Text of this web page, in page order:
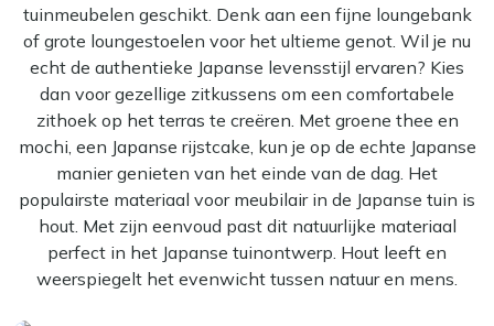
tuinmeubelen geschikt. Denk aan een fijne loungebank
of grote loungestoelen voor het ultieme genot. Wil je nu
echt de authentieke Japanse levensstijl ervaren? Kies
dan voor gezellige zitkussens om een comfortabele
zithoek op het terras te creëren. Met groene thee en
mochi, een Japanse rijstcake, kun je op de echte Japanse
manier genieten van het einde van de dag. Het
populairste materiaal voor meubilair in de Japanse tuin is
hout. Met zijn eenvoud past dit natuurlijke materiaal
perfect in het Japanse tuinontwerp. Hout leeft en
weerspiegelt het evenwicht tussen natuur en mens.